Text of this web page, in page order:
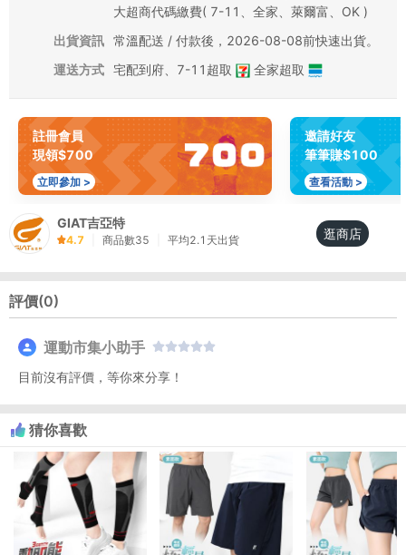
大超商代碼繳費( 7-11、全家、萊爾富、OK )
出貨資訊 常溫配送 / 付款後，2026-08-08前快速出貨。
運送方式 宅配到府 7-11超取 全家超取
註冊會員
現領$700
立即參加 >
邀請好友
筆筆賺$100
查看活動 >
GIAT吉亞特
4.7 商品數35 平均2.1 天出貨 逛商店
評價(0)
運動市集小助手
目前沒有評價，等你來分享！
猜你喜歡